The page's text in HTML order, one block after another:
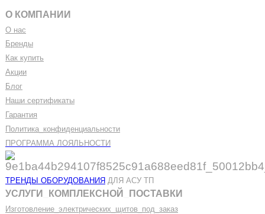
О КОМПАНИИ
О нас
Бренды
Как купить
Акции
Блог
Наши сертификаты
Гарантия
Политика конфиденциальности
ПРОГРАММА ЛОЯЛЬНОСТИ
ТРЕНДЫ ОБОРУДОВАНИЯ ДЛЯ АСУ ТП
УСЛУГИ КОМПЛЕКСНОЙ ПОСТАВКИ
Изготовление электрических щитов под заказ